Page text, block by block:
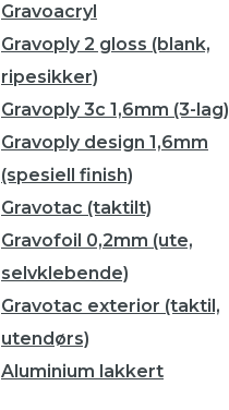
Gravoacryl
Gravoply 2 gloss (blank,
ripesikker)
Gravoply 3c 1,6mm (3-lag)
Gravoply design 1,6mm
(spesiell finish)
Gravotac (taktilt)
Gravofoil 0,2mm (ute,
selvklebende)
Gravotac exterior (taktil,
utendørs)
Aluminium lakkert